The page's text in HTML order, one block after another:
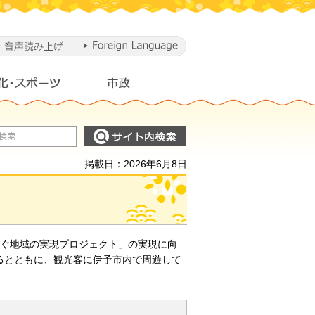
掲載日：2026年6月8日
地域の実現プロジェクト」の実現に向
ともに、観光客に伊予市内で周遊して